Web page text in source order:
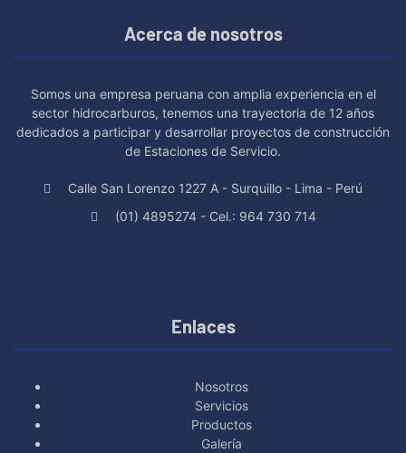
Acerca de nosotros
Somos una empresa peruana con amplia experiencia en el
sector hidrocarburos, tenemos una trayectoria de 12 años
dedicados a participar y desarrollar proyectos de construcción
de Estaciones de Servicio.
Calle San Lorenzo 1227 A - Surquillo - Lima - Perú
(01) 4895274 - Cel.: 964 730 714
Enlaces
Nosotros
Servicios
Productos
Galería